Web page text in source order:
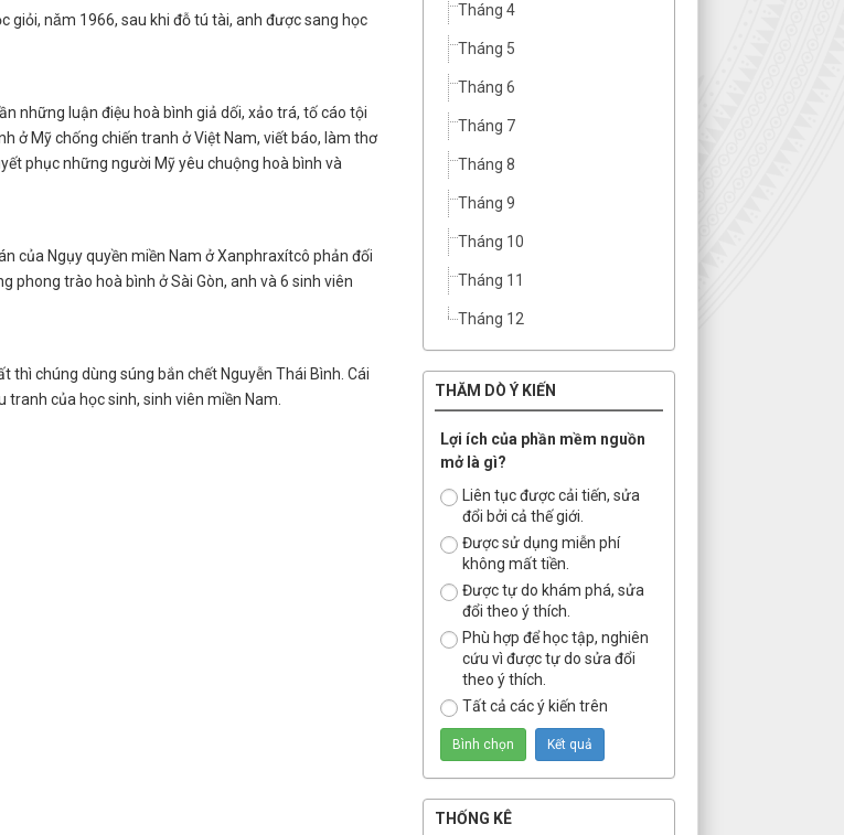
giỏi, nǎm 1966, sau khi đỗ tú tài, anh được sang học
những luận điệu hoà bình giả dối, xảo trá, tố cáo tội
ở Mỹ chống chiến tranh ở Việt Nam, viết báo, làm thơ
phục những người Mỹ yêu chuộng hoà bình và
của Ngụy quyền miền Nam ở Xanphraxítcô phản đối
phong trào hoà bình ở Sài Gòn, anh và 6 sinh viên
thì chúng dùng súng bắn chết Nguyễn Thái Bình. Cái
của học sinh, sinh viên miền Nam.
Tháng 4
Tháng 5
Tháng 6
Tháng 7
Tháng 8
Tháng 9
Tháng 10
Tháng 11
Tháng 12
THĂM DÒ Ý KIẾN
Lợi ích của phần mềm nguồn
mở là gì?
Liên tục được cải tiến, sửa
đổi bởi cả thế giới.
Được sử dụng miễn phí
không mất tiền.
Được tự do khám phá, sửa
đổi theo ý thích.
Phù hợp để học tập, nghiên
cứu vì được tự do sửa đổi
theo ý thích.
Tất cả các ý kiến trên
THỐNG KÊ